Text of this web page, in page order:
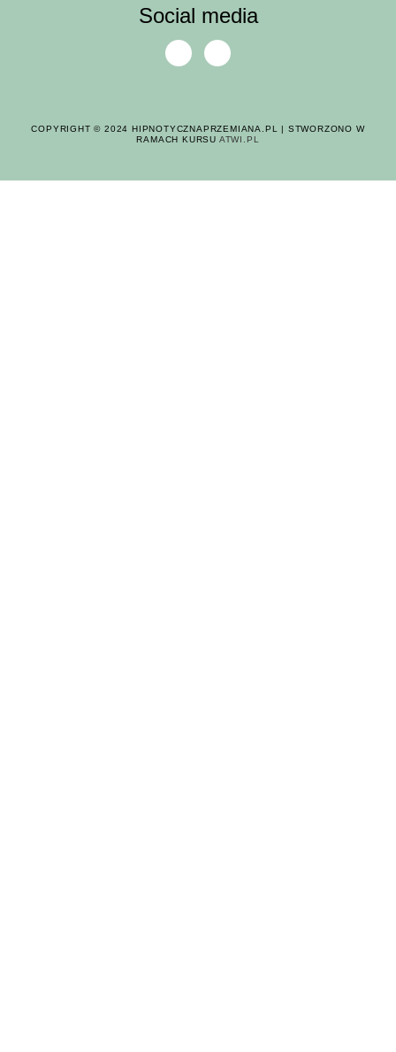
Social media
COPYRIGHT © 2024 HIPNOTYCZNAPRZEMIANA.PL | STWORZONO W
RAMACH KURSU ATWI.PL